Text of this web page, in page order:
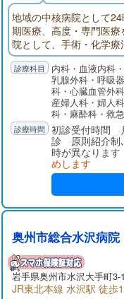
地域の中核病院として
期医療、高度・専門医
院として、手術・化学
ながん医療の提供や、
行います。地域医療支
域医療機関との共同診
る研修・教育を行います。
内科・血液内科
乳腺外科・呼吸
科・心臓血管外
産婦人科・婦人
科・麻酔科・救
初診受付時間
診 原則紹介制
時が異なります
めします
奥州市総合水沢病院
岩手県奥州市水沢大手町3-1
JR東北本線 水沢駅 徒歩